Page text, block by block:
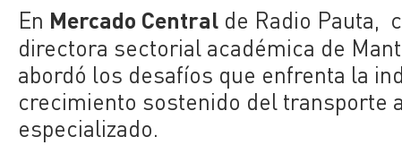
En Mercado Central de Radio Pauta,
directora sectorial académica de
abordó los desafíos que enfrenta la
crecimiento sostenido del transporte
especializado.